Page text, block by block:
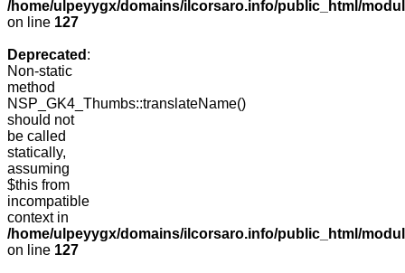
/home/ulpeyygx/domains/ilcorsaro.info/public_html/
on line 127
Deprecated :
Non-static
method
NSP_GK4_Thumbs::translateName()
should not
be called
statically,
assuming
$this from
incompatible
context in
/home/ulpeyygx/domains/ilcorsaro.info/public_html/
on line 127